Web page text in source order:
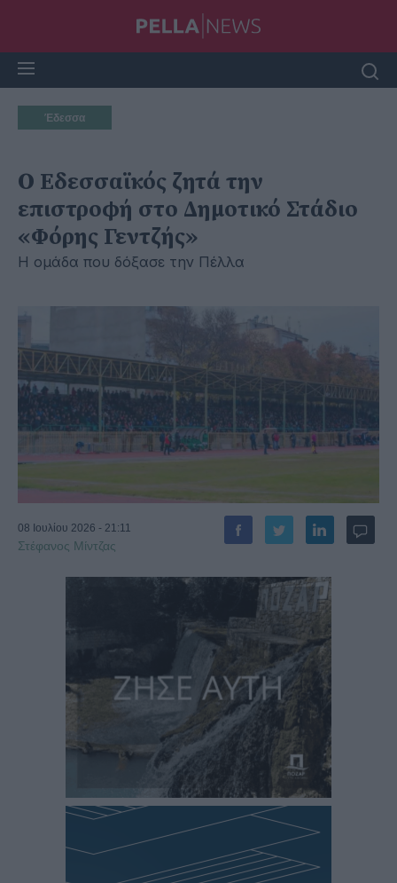
Έδεσσα
Ο Εδεσσαϊκός ζητά την
επιστροφή στο Δημοτικό Στάδιο
«Φόρης Γεντζής»
Η ομάδα που δόξασε την Πέλλα
08 Ιουλίου 2026 - 21:11
Στέφανος Μίντζας